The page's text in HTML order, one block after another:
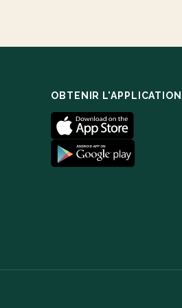
OBTENIR L'APPLICATION